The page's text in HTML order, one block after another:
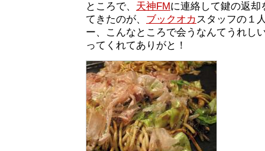
ところで、 天神FMに連絡して鍵の返
てきたのが、 ブックオカスタッフの１
ー、こんなところで会うなんてうれし
ってくれてありがと！